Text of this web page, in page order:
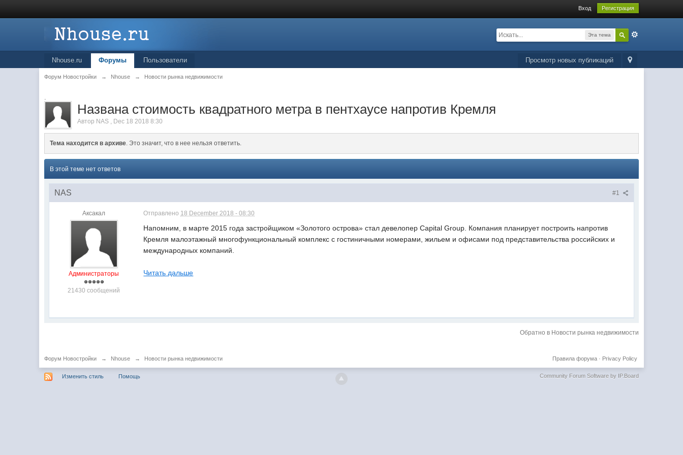
Вход Регистрация
Эта тема
Просмотр новых публикаций
Nhouse.ru Форумы Пользователи
Форум Новостройки → Nhouse → Новости рынка недвижимости
.
Названа стоимость квадратного метра в пентхаусе напротив Кремля
Автор NAS , Dec 18 2018 8:30
Тема находится в архиве. Это значит, что в нее нельзя ответить.
В этой теме нет ответов
#1
NAS
Аксакал
Администраторы
21430 сообщений
Отправлено 18 December 2018 - 08:30
Напомним, в марте 2015 года застройщиком «Золотого острова» стал девелопер Capital Group. Компания планирует построить напротив
Кремля малоэтажный многофункциональный комплекс с гостиничными номерами, жильем и офисами под представительства российских и
международных компаний.
Читать дальше
Обратно в Новости рынка недвижимости
Форум Новостройки → Nhouse → Новости рынка недвижимости Privacy Policy
Правила форума·
Изменить стиль Помощь Community Forum Software by IP.Board